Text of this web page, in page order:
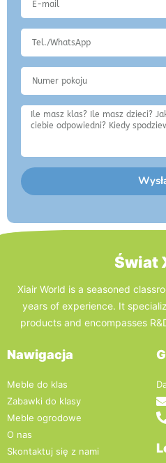
Świat
Xiair World is a seasoned
years of experience. It
products and encompasses
Nawigacja
Meble do klas
Zabawki do klasy
Meble ogrodowe
O nas
Skontaktuj się z nami